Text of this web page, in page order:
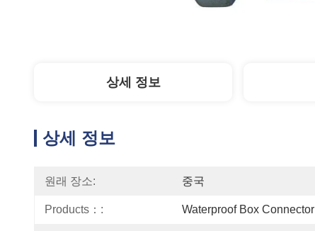
상세 정보
상세 정보
원래 장소: 중국
Products：: Waterproof Box Connector